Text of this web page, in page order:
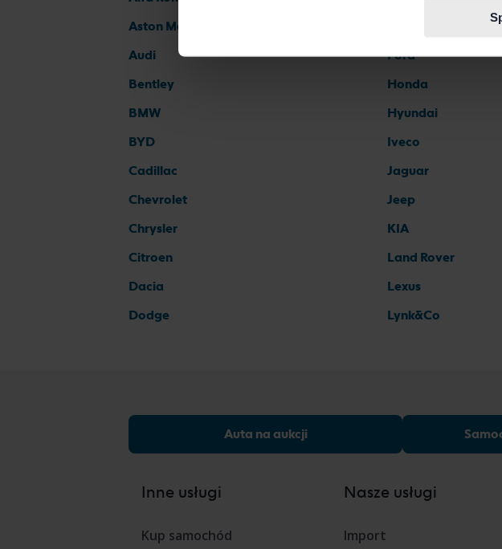
Aston Martin
Audi
Bentley
BMW
BYD
Cadillac
Chevrolet
Chrysler
Citroen
Dacia
Dodge
Ford
Honda
Hyundai
Iveco
Jaguar
Jeep
KIA
Land Rover
Lexus
Lynk&Co
Auta na aukcji
Inne usługi
Kup samochód
Nasze usługi
Import